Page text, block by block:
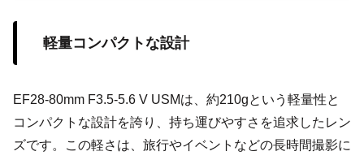
軽量コンパクトな設計
EF28-80mm F3.5-5.6 V USMは、約210gという軽量性と
コンパクトな設計を誇り、持ち運びやすさを追求したレン
ズです。この軽さは、旅行やイベントなどの長時間撮影に